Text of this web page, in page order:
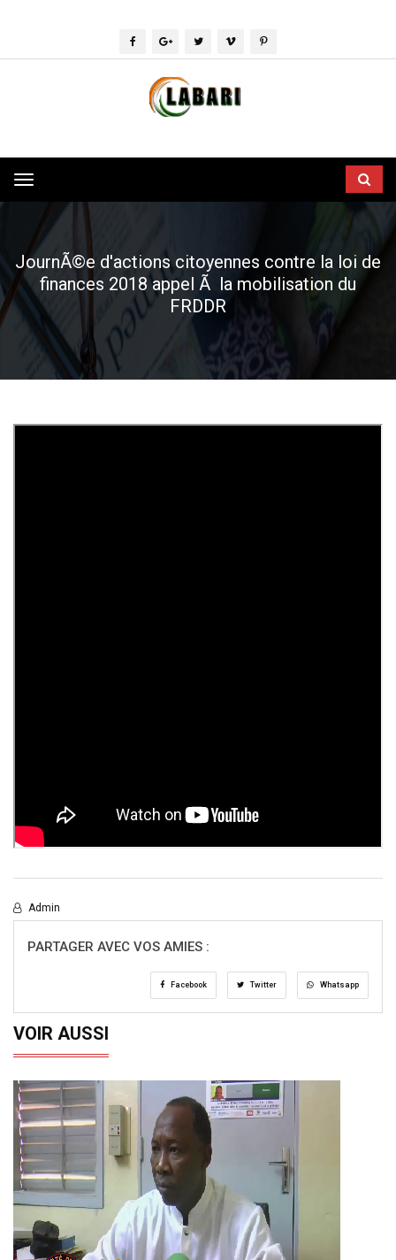
Toggle
navigation
JournÃ©e d'actions citoyennes contre la loi de
finances 2018 appel Ã la mobilisation du
FRDDR
Admin
PARTAGER AVEC VOS AMIES :
Facebook Twitter Whatsapp
VOIR AUSSI